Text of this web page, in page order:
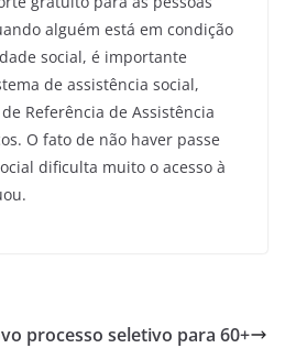
alguém está em condição
social, é importante
de assistência social,
Referência de Assistência
O fato de não haver passe
dificulta muito o acesso à
processo seletivo para 60+